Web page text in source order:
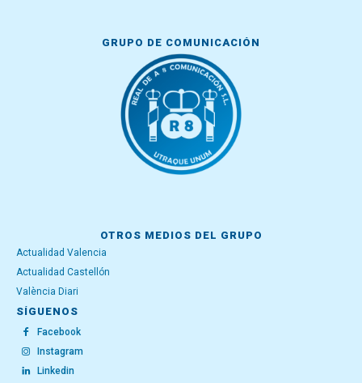
GRUPO DE COMUNICACIÓN
OTROS MEDIOS DEL GRUPO
Actualidad Valencia
Actualidad Castellón
València Diari
SÍGUENOS
Facebook
Instagram
Linkedin